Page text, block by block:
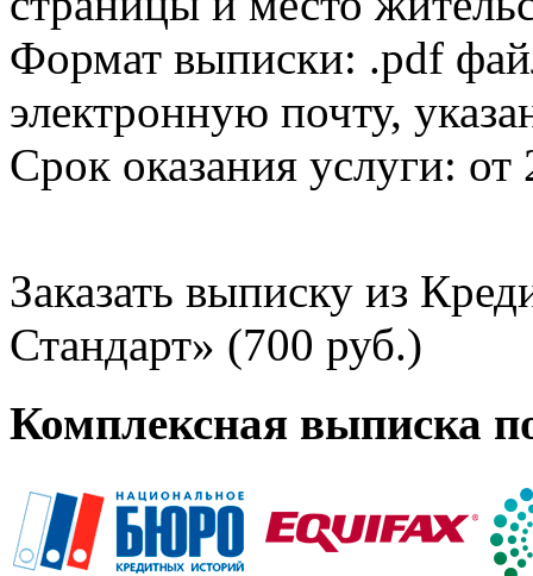
Формат выписки: .pdf
электронную почту,
Срок оказания услуги: от
Заказать выписку из
Стандарт» (700 руб.)
Комплексная выписка